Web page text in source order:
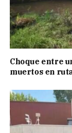
Choque entre
muertos en